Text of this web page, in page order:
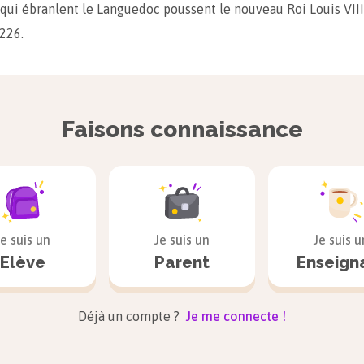
ébranlent le Languedoc poussent le nouveau Roi Louis
en Occitanie ; visant tout d’abord le clergé, ils
1321.
Faisons connaissance
suis un
Elève
Je suis un
Parent
Je suis
Déjà un compte ? Je me connecte !